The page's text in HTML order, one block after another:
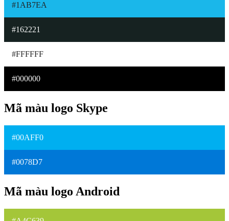
#1AB7EA
#162221
#FFFFFF
#000000
Mã màu logo Skype
#00AFF0
#0078D7
Mã màu logo Android